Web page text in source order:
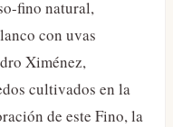
fino natural,
con uvas
Ximénez,
cultivados en la
de este Fino, la